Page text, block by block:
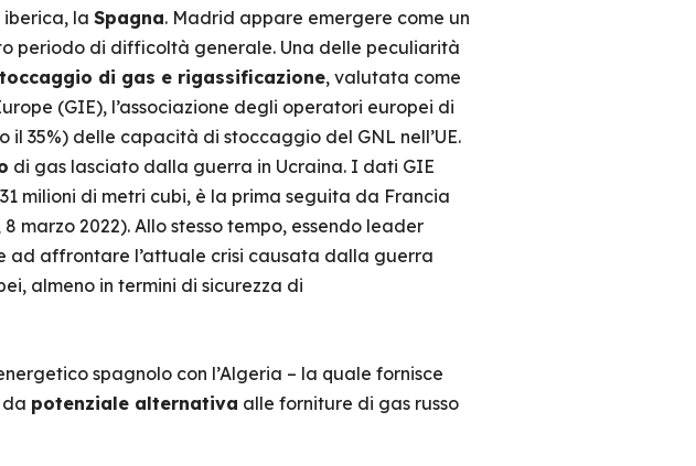
iberica, la Spagna. Madrid appare emergere come un
periodo di difficoltà generale. Una delle peculiarità
di gas e rigassificazione, valutata come
(GIE), l’associazione degli operatori europei di
35%) delle capacità di stoccaggio del GNL nell’UE.
di gas lasciato dalla guerra in Ucraina. I dati GIE
milioni di metri cubi, è la prima seguita da Francia
marzo 2022). Allo stesso tempo, essendo leader
ad affrontare l’attuale crisi causata dalla guerra
almeno in termini di sicurezza di
spagnolo con l’Algeria – la quale fornisce
potenziale alternativa alle forniture di gas russo